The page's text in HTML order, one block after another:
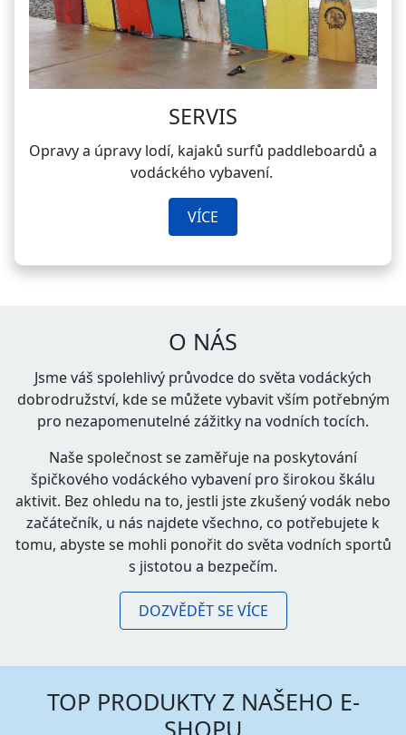
SERVIS
Opravy a úpravy lodí, kajaků surfů paddleboardů a
vodáckého vybavení.
VÍCE
O NÁS
Jsme váš spolehlivý průvodce do světa vodáckých
dobrodružství, kde se můžete vybavit vším potřebným
pro nezapomenutelné zážitky na vodních tocích.
Naše společnost se zaměřuje na poskytování
špičkového vodáckého vybavení pro širokou škálu
aktivit. Bez ohledu na to, jestli jste zkušený vodák nebo
začátečník, u nás najdete všechno, co potřebujete k
tomu, abyste se mohli ponořit do světa vodních sportů
s jistotou a bezpečím.
DOZVĚDĚT SE VÍCE
TOP PRODUKTY Z NAŠEHO E-
SHOPU